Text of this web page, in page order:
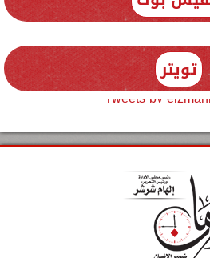
تويتر
Tweets by